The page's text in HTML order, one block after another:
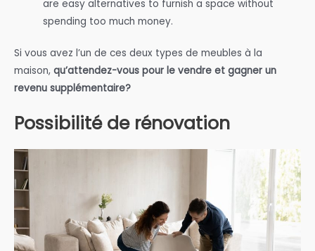
are easy alternatives to furnish a space without
spending too much money.
Si vous avez l’un de ces deux types de meubles à la
maison, qu’attendez-vous pour le vendre et gagner un
revenu supplémentaire?
Possibilité de rénovation